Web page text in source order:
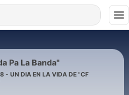
Pa La Banda"
- UN DIA EN LA VIDA DE "CF